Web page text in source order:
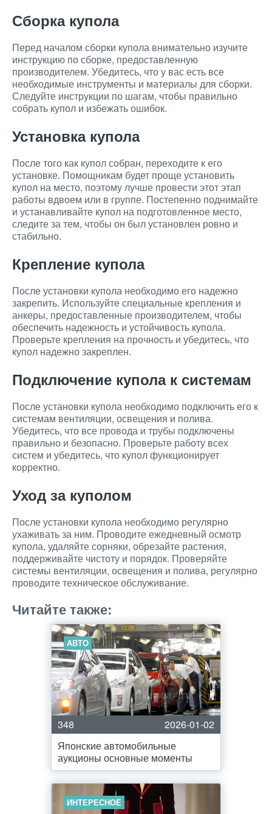
Сборка купола
Перед началом сборки купола внимательно изучите
инструкцию по сборке, предоставленную
производителем. Убедитесь, что у вас есть все
необходимые инструменты и материалы для сборки.
Следуйте инструкции по шагам, чтобы правильно
собрать купол и избежать ошибок.
Установка купола
После того как купол собран, переходите к его
установке. Помощникам будет проще установить
купол на место, поэтому лучше провести этот этап
работы вдвоем или в группе. Постепенно поднимайте
и устанавливайте купол на подготовленное место,
следите за тем, чтобы он был установлен ровно и
стабильно.
Крепление купола
После установки купола необходимо его надежно
закрепить. Используйте специальные крепления и
анкеры, предоставленные производителем, чтобы
обеспечить надежность и устойчивость купола.
Проверьте крепления на прочность и убедитесь, что
купол надежно закреплен.
Подключение купола к системам
После установки купола необходимо подключить его к
системам вентиляции, освещения и полива.
Убедитесь, что все провода и трубы подключены
правильно и безопасно. Проверьте работу всех
систем и убедитесь, что купол функционирует
корректно.
Уход за куполом
После установки купола необходимо регулярно
ухаживать за ним. Проводите ежедневный осмотр
купола, удаляйте сорняки, обрезайте растения,
поддерживайте чистоту и порядок. Проверяйте
системы вентиляции, освещения и полива, регулярно
проводите техническое обслуживание.
Читайте также:
АВТО
348
2026-01-02
Японские автомобильные
аукционы основные моменты
ИНТЕРЕСНОЕ